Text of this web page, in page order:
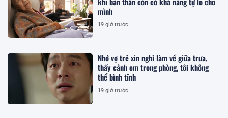
mình
19 giờ trước
Nhớ vợ trẻ xin nghỉ làm về giữa trưa,
thấy cảnh em trong phòng, tôi không
thể bình tĩnh
19 giờ trước